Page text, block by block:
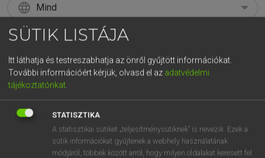
language Mind
search
KERESÉS
Díjmentes angol szótár
brown sugar fn nyerscukor
SÜTIK LISTÁJA
Itt láthatja és testreszabhatja az önről gyűjtött információkat.
További információért kérjük, olvasd el az adatvédelmi
tájékoztatónkat
STATISZTIKA
A statisztikai sütiket „teljesítménysütiknek” is nevezik. Ezek a
sütik információkat gyűjtenek a webhely használatának
módjáról, többek között arról, hogy milyen oldalakat keresett fel
GR
5 6 7 8 9 ö ü ó
r t z u i o p ő ú
k l ű
n m , . AltGr